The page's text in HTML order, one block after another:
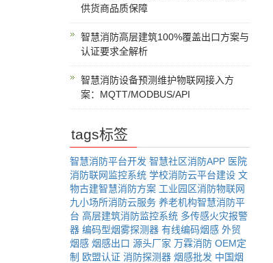
供货商品质保障
智慧消防高层建筑100%覆盖出口方案与
认证要求全解析
智慧消防设备预测维护物联网接入方
案：MQTT/MODBUS/API
tags标签
智慧消防平台开发 智慧社区消防APP 医院
消防联网监控系统 学校消防云平台建设 文
物古建智慧消防方案 工业园区消防物联网
九小场所消防云服务 养老机构智慧消防平
台 高层建筑消防监控系统 多传感火灾报警
器 编码型烟雾探测器 有线编码烟感 外贸
烟感 烟感出口 源头厂家 万霖消防 OEM定
制 欧盟认证 消防探测器 烟感批发 中国烟